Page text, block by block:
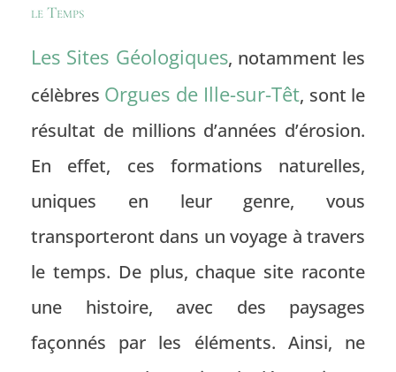
le Temps
Les Sites Géologiques, notamment les
célèbres Orgues de Ille-sur-Têt, sont le
résultat de millions d’années d’érosion.
En effet, ces formations naturelles,
uniques en leur genre, vous
transporteront dans un voyage à travers
le temps. De plus, chaque site raconte
une histoire, avec des paysages
façonnés par les éléments. Ainsi, ne